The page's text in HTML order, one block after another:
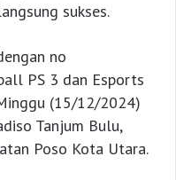
sukses.
no
PS 3 dan Esports
(15/12/2024)
Tanjum Bulu,
Poso Kota Utara.